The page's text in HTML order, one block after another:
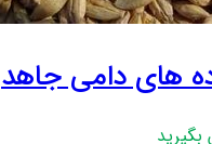
های دامی جاهد